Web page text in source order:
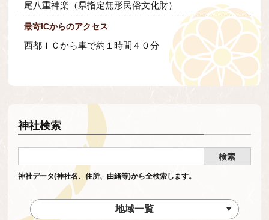
尾八重神楽（県指定無形民俗文化財）
最寄ICからのアクセス
西都ＩＣから車で約１時間４０分
神社検索
神社データ(神社名、住所、由緒等)から全検索します。
地域一覧